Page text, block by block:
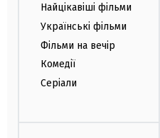
Найцікавіші фільми
Українські фільми
Фільми на вечір
Комедії
Серіали